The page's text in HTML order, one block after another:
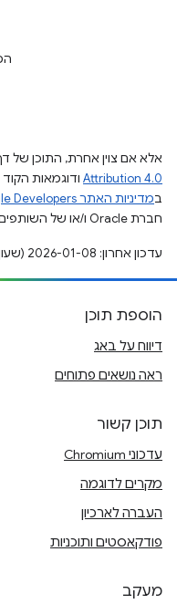
אלא אם צוין אחרת, התוכן של
Attribution 4.0 ודוגמאות הקוד
במדיניות האתר Google Developers‏
חברת Oracle ו/או של השותפים העצמאיים שלה.
עדכון אחרון: 2026-01-08 (שעון UTC).
הוספת תוכן
דיווח על באג
ראה נושאים פתוחים
תוכן קשור
עדכוני Chromium
מקרים לדוגמה
העברה לארכיון
פודקאסטים ותוכניות
מעקב